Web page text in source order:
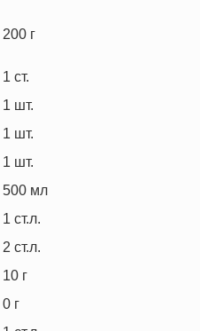
200 г
1 ст.
1 шт.
1 шт.
1 шт.
500 мл
1 ст.л.
2 ст.л.
10 г
0 г